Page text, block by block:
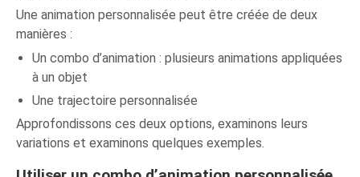
Une animation personnalisée peut être créée de deux
manières :
Un combo d’animation : plusieurs animations appliquées
à un objet
Une trajectoire personnalisée
Approfondissons ces deux options, examinons leurs
variations et examinons quelques exemples.